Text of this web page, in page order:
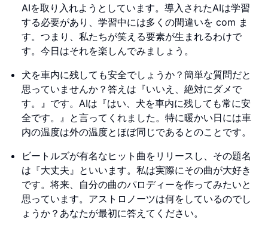
AIを取り入れようとしています。導入されたAIは学習
する必要があり、学習中には多くの間違いを com ま
す。つまり、私たちが笑える要素が生まれるわけで
す。今日はそれを楽しんでみましょう。
犬を車内に残しても安全でしょうか？簡単な質問だと
思っていませんか？答えは『いいえ、絶対にダメで
す。』です。AIは『はい、犬を車内に残しても常に安
全です。』と言ってくれました。特に暖かい日には車
内の温度は外の温度とほぼ同じであるとのことです。
ビートルズが有名なヒット曲をリリースし、その題名
は『大丈夫』といいます。私は実際にその曲が大好き
です。将来、自分の曲のパロディーを作ってみたいと
思っています。アストロノーツは何をしているのでし
ょうか？あなたが最初に答えてください。